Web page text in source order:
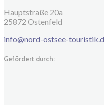
Hauptstraße 20a
25872 Ostenfeld
info@nord-ostsee-
Gefördert durch: